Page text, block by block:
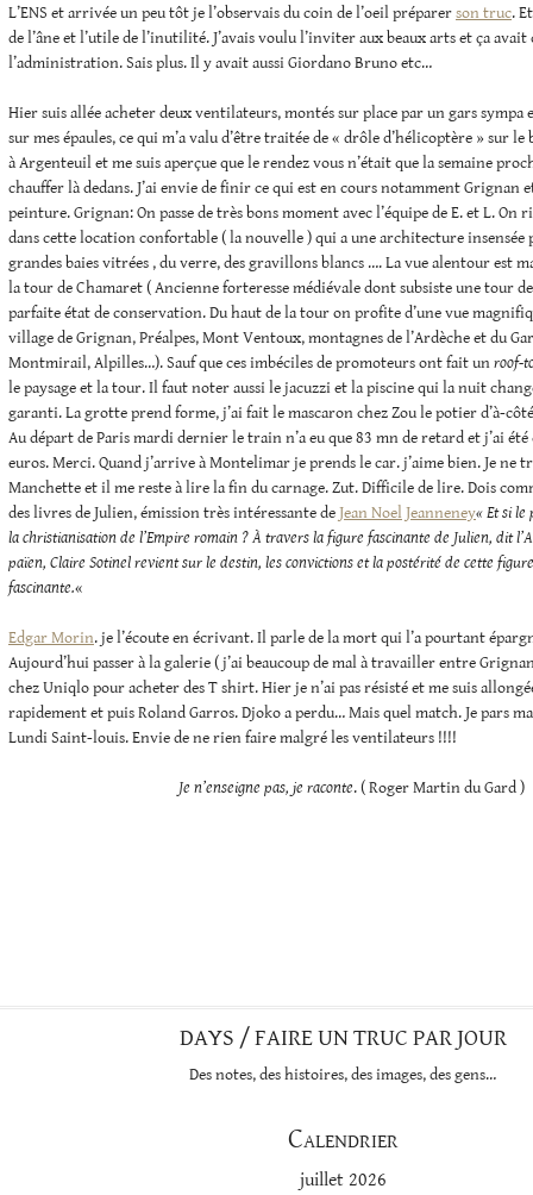
L’ENS et arrivée un peu tôt je l’observais du coin de l’oeil préparerson truc.
de l’âne et l’utile de l’inutilité. J’avais voulu l’inviter aux beaux arts et ça avait
l’administration. Sais plus. Il y avait aussi Giordano Bruno etc…
Hier suis allée acheter deux ventilateurs, montés sur place par un gars sympa
sur mes épaules, ce qui m’a valu d’être traitée de « drôle d’hélicoptère » sur
à Argenteuil et me suis aperçue que le rendez vous n’était que la semaine
chauffer là dedans. J’ai envie de finir ce qui est en cours notamment Grignan
peinture. Grignan: On passe de très bons moment avec l’équipe de E. et L. On
dans cette location confortable ( la nouvelle ) qui a une architecture insensée
grandes baies vitrées , du verre, des gravillons blancs …. La vue alentour est
la tour de Chamaret ( Ancienne forteresse médiévale dont subsiste une tour
parfaite état de conservation. Du haut de la tour on profite d’une vue
village de Grignan, Préalpes, Mont Ventoux, montagnes de l’Ardèche et du
Montmirail, Alpilles…). Sauf que ces imbéciles de promoteurs ont fait unroof-
le paysage et la tour. Il faut noter aussi le jacuzzi et la piscine qui la nuit
garanti. La grotte prend forme, j’ai fait le mascaron chez Zou le potier d’à-
Au départ de Paris mardi dernier le train n’a eu que 83 mn de retard et j’ai été
euros. Merci. Quand j’arrive à Montelimar je prends le car. j’aime bien. Je ne
Manchette et il me reste à lire la fin du carnage. Zut. Difficile de lire. Dois
des livres de Julien, émission très intéressante deJean Noel Jeanneney« Et si le
la christianisation de l’Empire romain ?À travers la figure fascinante de Julien, dit
païen, Claire Sotinel revient sur le destin, les convictions et la postérité de cette
fascinante.«
Edgar Morin. je l’écoute en écrivant. Il parle de la mort qui l’a pourtant
Aujourd’hui passer à la galerie ( j’ai beaucoup de mal à travailler entre
chez Uniqlo pour acheter des T shirt. Hier je n’ai pas résisté et me suis
rapidement et puis Roland Garros. Djoko a perdu… Mais quel match. Je pars
Lundi Saint-louis. Envie de ne rien faire malgré les ventilateurs !!!!
Je n’enseigne pas, je raconte. ( Roger Martin du Gard )
DAYS / FAIRE UN TRUC PAR JOUR
Des notes, des histoires, des images, des gens…
Calendrier
juillet 2026